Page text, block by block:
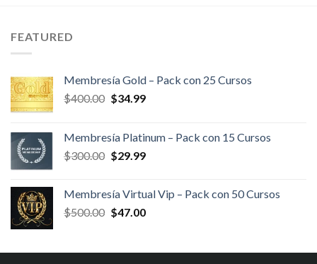
FEATURED
Membresía Gold – Pack con 25 Cursos
$400.00 El
era:
$400.00.
$34.99El
es:
$34.99.
Membresía Platinum – Pack con 15 Cursos
$300.00 El
era:
$300.00.
$29.99El
es:
$29.99.
Membresía Virtual Vip – Pack con 50 Cursos
$500.00 El
era:
$47.00El
es: